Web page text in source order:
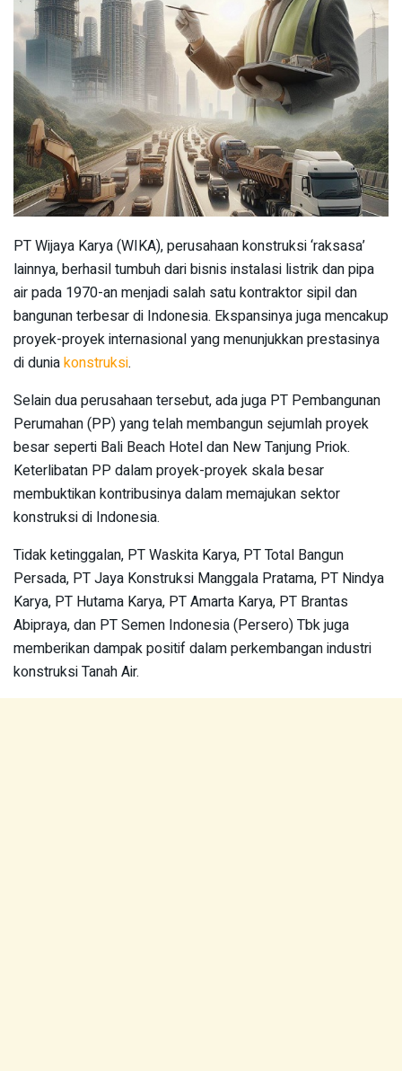
PT Wijaya Karya (WIKA), perusahaan konstruksi ‘raksasa’
lainnya, berhasil tumbuh dari bisnis instalasi listrik dan pipa
air pada 1970-an menjadi salah satu kontraktor sipil dan
bangunan terbesar di Indonesia. Ekspansinya juga mencakup
proyek-proyek internasional yang menunjukkan prestasinya
di duniakonstruksi.
Selain dua perusahaan tersebut, ada juga PT Pembangunan
Perumahan (PP) yang telah membangun sejumlah proyek
besar seperti Bali Beach Hotel dan New Tanjung Priok.
Keterlibatan PP dalam proyek-proyek skala besar
membuktikan kontribusinya dalam memajukan sektor
konstruksi di Indonesia.
Tidak ketinggalan, PT Waskita Karya, PT Total Bangun
Persada, PT Jaya Konstruksi Manggala Pratama, PT Nindya
Karya, PT Hutama Karya, PT Amarta Karya, PT Brantas
Abipraya, dan PT Semen Indonesia (Persero) Tbk juga
memberikan dampak positif dalam perkembangan industri
konstruksi Tanah Air.